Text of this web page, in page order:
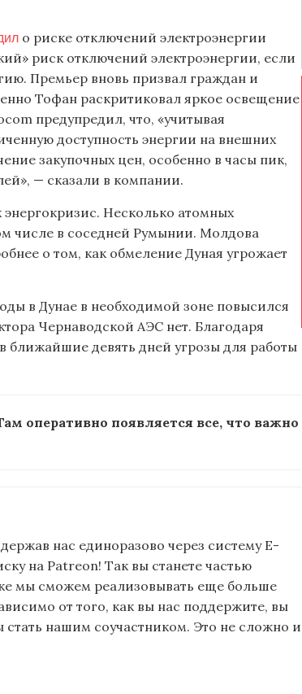
о риске отключений электроэнергии
риск отключений электроэнергии, если
Премьер вновь призвал граждан и
Тофан раскритиковал яркое освещение
предупредил, что, «учитывая
доступность энергии на внешних
закупочных цен, особенно в часы пик,
— сказали в компании.
Несколько атомных
числе в соседней Румынии. Молдова
о том, как обмеление Дуная угрожает
в Дунае в необходимой зоне повысился
Чернаводской АЭС нет. Благодаря
девять дней угрозы для работы
оперативно появляется все, что важно
нас единоразово через систему E-
на Patreon! Так вы станете частью
мы сможем реализовывать еще больше
от того, как вы нас поддержите, вы
нашим соучастником. Это не сложно и